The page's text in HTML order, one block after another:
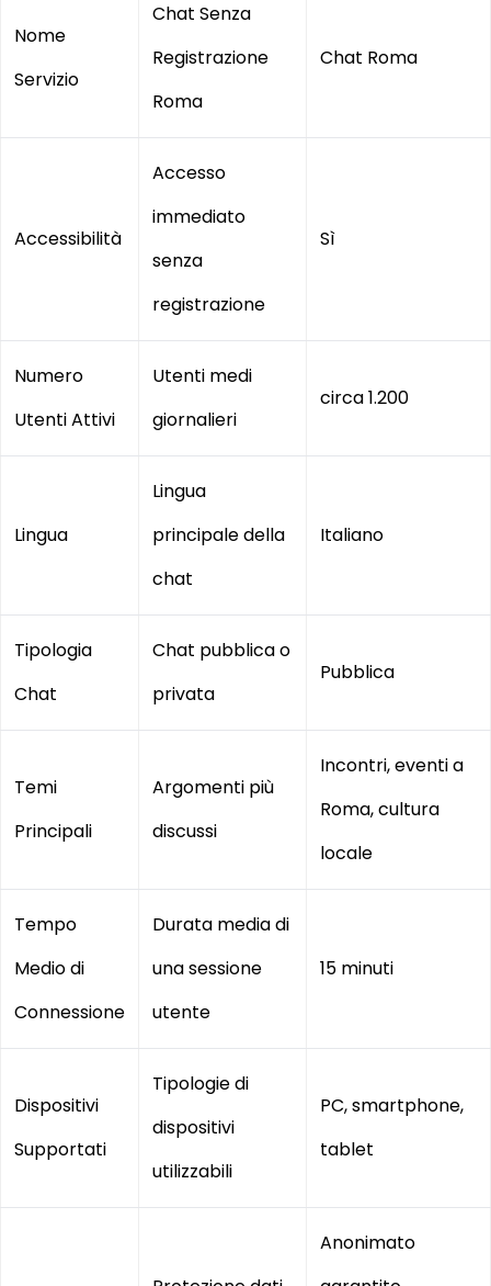
Nome
Servizio
Chat Senza
Registrazione
Roma
Chat Roma
Accessibilità
Accesso
immediato
senza
registrazione
Sì
Numero
Utenti Attivi
Utenti medi
giornalieri
circa 1.200
Lingua
Lingua
principale della
chat
Italiano
Tipologia
Chat
Chat pubblica o
privata
Pubblica
Temi
Principali
Argomenti più
discussi
Incontri, eventi a
Roma, cultura
locale
Tempo
Medio di
Connessione
Durata media di
una sessione
utente
15 minuti
Dispositivi
Supportati
Tipologie di
dispositivi
utilizzabili
PC, smartphone,
tablet
Anonimato